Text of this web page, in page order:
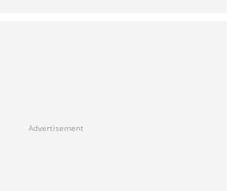
Advertisement